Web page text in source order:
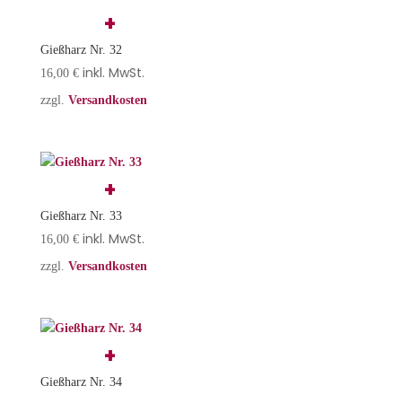
Gießharz Nr. 32
16,00 € inkl. MwSt.
zzgl. Versandkosten
Gießharz Nr. 33
16,00 € inkl. MwSt.
zzgl. Versandkosten
Gießharz Nr. 34